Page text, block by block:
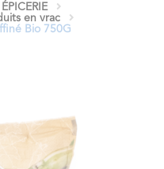
ÉPICERIE
en vrac
Bio 750G